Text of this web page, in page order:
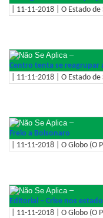
| 11-11-2018 | O Estado de
–
Centro tenta se reagrupar
| 11-11-2018 | O Estado de
–
Freio a Bolsonaro
| 11-11-2018 | O Globo (O
–
Editorial – Crise nos
| 11-11-2018 | O Globo (O